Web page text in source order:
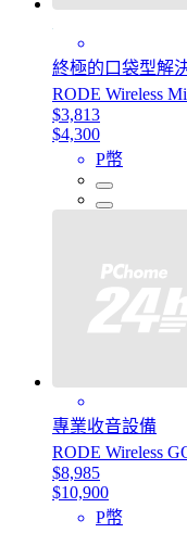
終極的口袋型解
RODE Wireless
$3,813
$4,300
P幣
專業收音設備
RODE Wireless
$8,985
$10,900
P幣